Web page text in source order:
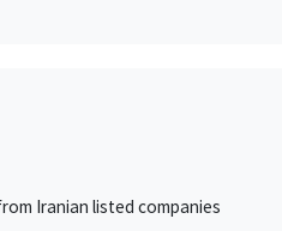
Iranian listed companies